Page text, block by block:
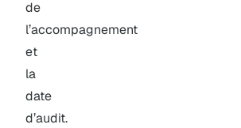
de
l’accompagnement
et
la
date
d’audit.